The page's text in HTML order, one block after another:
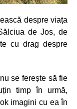
despre viața
de Jos, de
cu drag despre
se ferește să fie
timp în urmă,
imagini cu ea în